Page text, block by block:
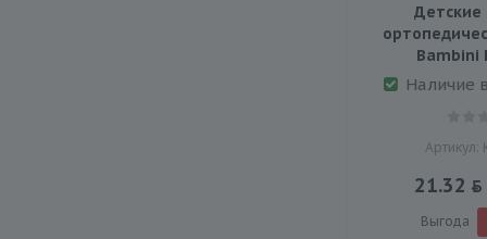
Детские
Bambini
Наличие
Артикул:
21.32
Выгода